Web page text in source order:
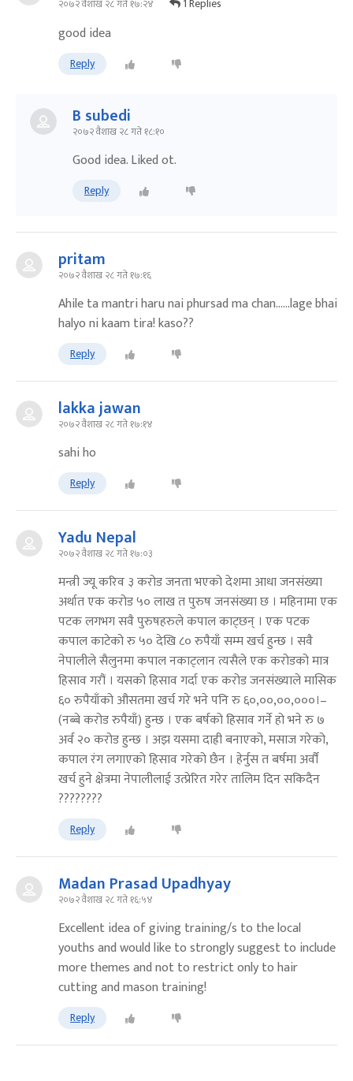
२०७२ वैशाख २८ गते १७:२४
good idea
Reply
B subedi
२०७२ वैशाख २८ गते १८:१०
Good idea. Liked ot.
Reply
pritam
२०७२ वैशाख २८ गते १७:१६
Ahile ta mantri haru nai phursad ma chan......lage bhai
halyo ni kaam tira! kaso??
Reply
lakka jawan
२०७२ वैशाख २८ गते १७:१४
sahi ho
Reply
Yadu Nepal
२०७२ वैशाख २८ गते १७:०३
मन्त्री ज्यू करिव ३ करोड जनता भएको देशमा आधा जनसंख्या
अर्थात एक करोड ५० लाख त पुरुष जनसंख्या छ । महिनामा एक
पटक लगभग सवै पुरुषहरुले कपाल काट्छन् । एक पटक
कपाल काटेको रु ५० देखि ८० रुपैयाँ सम्म खर्च हुन्छ । सवै
नेपालीले सैलुनमा कपाल नकाट्लान त्यसैले एक करोडको मात्र
हिसाव गरौं । यसको हिसाव गर्दा एक करोड जनसंख्याले मासिक
६० रुपैयाँको औसतमा खर्च गरे भने पनि रु ६०,००,००,०००।–
(नब्बे करोड रुपैयाँ) हुन्छ । एक बर्षको हिसाव गर्ने हो भने रु ७
अर्व २० करोड हुन्छ । अझ यसमा दाह्री बनाएको, मसाज गरेको,
कपाल रंग लगाएको हिसाव गरेको छैन । हेर्नुस त बर्षमा अर्वौं
खर्च हुने क्षेत्रमा नेपालीलाई उत्प्रेरित गरेर तालिम दिन सकिदैन
????????
Reply
Madan Prasad Upadhyay
२०७२ वैशाख २८ गते १६:५४
Excellent idea of giving training/s to the local
youths and would like to strongly suggest to include
more themes and not to restrict only to hair
cutting and mason training!
Reply